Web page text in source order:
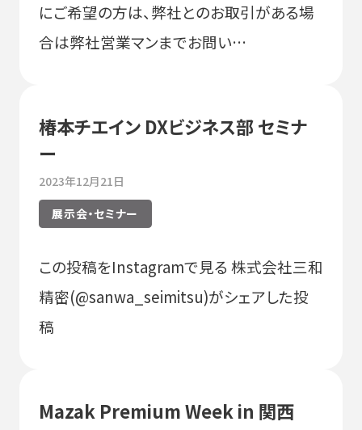
にご希望の方は、弊社とのお取引がある場
合は弊社営業マンまでお問い…
椿本チエイン DXビジネス部 セミナ
ー
2023年12月21日
展示会・セミナー
この投稿をInstagramで見る 株式会社三和
精密(@sanwa_seimitsu)がシェアした投
稿
Mazak Premium Week in 関西